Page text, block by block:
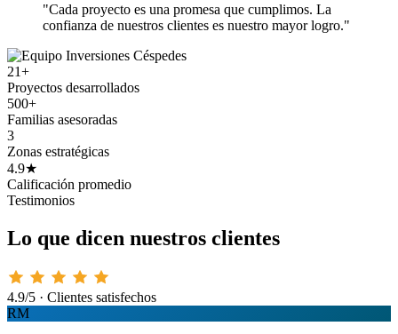
"Cada proyecto es una promesa que cumplimos. La
confianza de nuestros clientes es nuestro mayor logro."
21+
Proyectos desarrollados
500+
Familias asesoradas
3
Zonas estratégicas
4.9★
Calificación promedio
Testimonios
Lo que dicen nuestros clientes
4.9/5 · Clientes satisfechos
RM